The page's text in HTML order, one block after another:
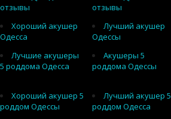
отзывы
отзывы
Хороший акушер
Одесса
Лучший акушер
Одессы
Лучшие акушеры
5 роддома Одесса
Акушеры 5
роддома Одессы
Хороший акушер 5
роддом Одессы
Лучший акушер 5
роддом Одесса